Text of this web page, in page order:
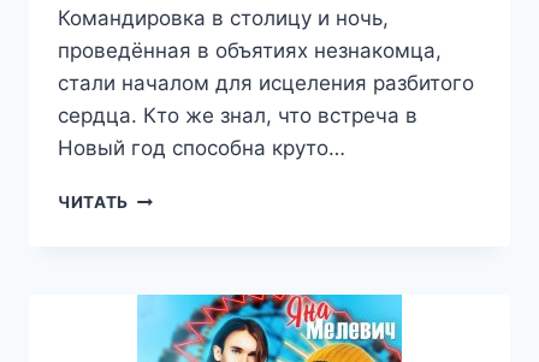
Командировка в столицу и ночь,
проведённая в объятиях незнакомца,
стали началом для исцеления разбитого
сердца. Кто же знал, что встреча в
Новый год способна круто…
ЧИТАТЬ НОВЫЙ
—
МЕЛЕВИЧ